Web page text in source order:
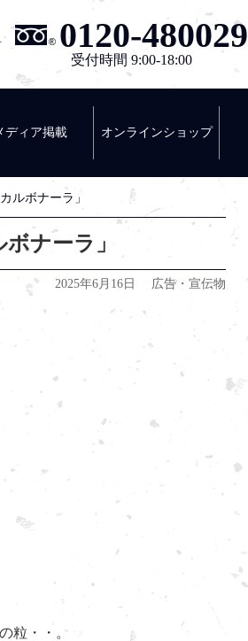
0120-480029
受付時間 9:00-18:00
ディア掲載 オンラインショップ
ルボナーラ」
ナーラ」
2025年6月16日 広告・宣伝物
粒・・。